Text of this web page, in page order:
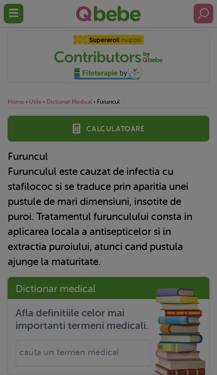
Home › Utile › Dictionar Medical › Furuncul
Calculatoare
Furuncul
Furunculul este cauzat de infectia cu
stafilococ si se traduce prin aparitia unei
pustule de mari dimensiuni, insotite de
puroi. Tratamentul furunculului consta in
aplicarea locala a antisepticelor si in
extractia puroiului, atunci cand pustula
ajunge la maturitate.
Dictionar medical
Afla definitiile celor mai
importanti termeni medicali.